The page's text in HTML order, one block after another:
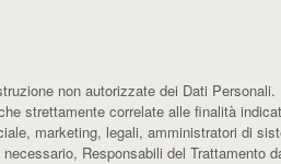
non autorizzate dei Dati Personali.
strettamente correlate alle finalità
marketing, legali, amministratori di
Responsabili del Trattamento